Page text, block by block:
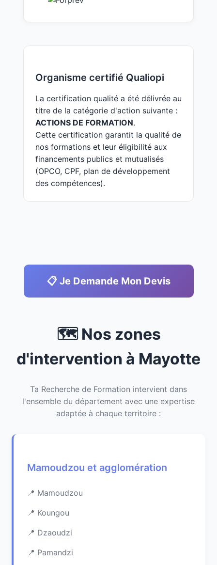
Organisme certifié Qualiopi
La certification qualité a été délivrée au
titre de la catégorie d'action suivante :
ACTIONS DE FORMATION.
Cette certification garantit la qualité de
nos formations et leur éligibilité aux
financements publics et mutualisés
(OPCO, CPF, plan de développement
des compétences).
📋 Je Demande Mon Devis
🗺️ Nos zones
d'intervention à Mayotte
Ta Recherche de Formation intervient dans
l'ensemble du département avec une expertise
adaptée à chaque territoire :
Mamoudzou et agglomération
Mamoudzou
Koungou
Dzaoudzi
Pamandzi